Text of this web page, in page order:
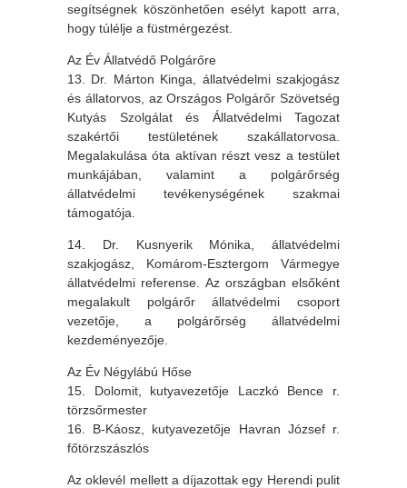
segítségnek köszönhetően esélyt kapott arra,
hogy túlélje a füstmérgezést.
Az Év Állatvédő Polgárőre
13. Dr. Márton Kinga, állatvédelmi szakjogász
és állatorvos, az Országos Polgárőr Szövetség
Kutyás Szolgálat és Állatvédelmi Tagozat
szakértői testületének szakállatorvosa.
Megalakulása óta aktívan részt vesz a testület
munkájában, valamint a polgárőrség
állatvédelmi tevékenységének szakmai
támogatója.
14. Dr. Kusnyerik Mónika, állatvédelmi
szakjogász, Komárom-Esztergom Vármegye
állatvédelmi referense. Az országban elsőként
megalakult polgárőr állatvédelmi csoport
vezetője, a polgárőrség állatvédelmi
kezdeményezője.
Az Év Négylábú Hőse
15. Dolomit, kutyavezetője Laczkó Bence r.
törzsőrmester
16. B-Káosz, kutyavezetője Havran József r.
főtörzszászlós
Az oklevél mellett a díjazottak egy Herendi pulit